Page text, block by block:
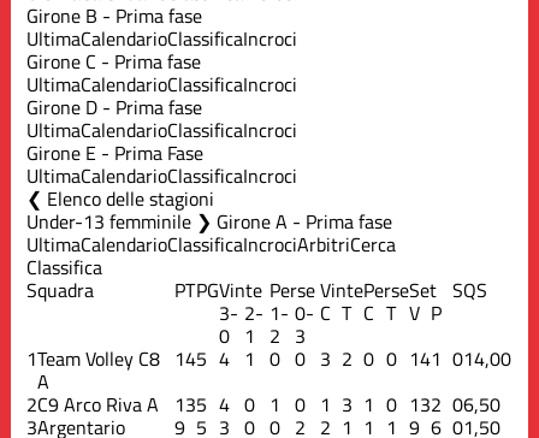
Girone B - Prima fase
UltimaCalendarioClassificaIncroci
Girone C - Prima fase
UltimaCalendarioClassificaIncroci
Girone D - Prima fase
UltimaCalendarioClassificaIncroci
Girone E - Prima Fase
UltimaCalendarioClassificaIncroci
Elenco delle stagioni
Under-13 femminile ❯ Girone A - Prima fase
UltimaCalendarioClassificaIncrociArbitriCerca
Classifica
Squadra PTPGVinte PerseVintePerseSet SQS
3-
0
2-
1
1-
2
0-
3
C T C T V P
1Team Volley C8
A
145 4 1 0 0 3 2 0 0 141 014,00
2C9 Arco Riva A 135 4 0 1 0 1 3 1 0 132 06,50
3Argentario 9 5 3 0 0 2 2 1 1 1 9 6 01,50